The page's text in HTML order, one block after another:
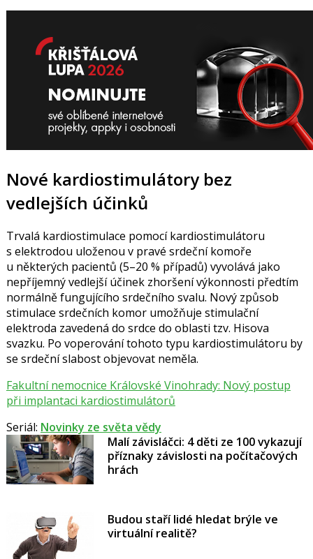
Nové kardiostimulátory bez
vedlejších účinků
Trvalá kardiostimulace pomocí kardiostimulátoru
s elektrodou uloženou v pravé srdeční komoře
u některých pacientů (5–20 % případů) vyvolává jako
nepříjemný vedlejší účinek zhoršení výkonnosti předtím
normálně fungujícího srdečního svalu. Nový způsob
stimulace srdečních komor umožňuje stimulační
elektroda zavedená do srdce do oblasti tzv. Hisova
svazku. Po voperování tohoto typu kardiostimulátoru by
se srdeční slabost objevovat neměla.
Fakultní nemocnice Královské Vinohrady: Nový postup
při implantaci kardiostimulátorů
Seriál: Novinky ze světa vědy
Malí závisláčci: 4 děti ze 100 vykazují
příznaky závislosti na počítačových
hrách
Budou staří lidé hledat brýle ve
virtuální realitě?